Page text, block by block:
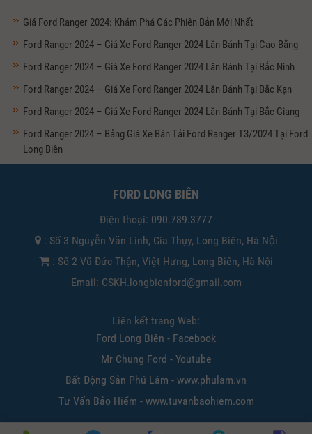
Giá Ford Ranger 2024: Khám Phá Các Phiên Bản Mới Nhất
Ford Ranger 2024 – Giá Xe Ford Ranger 2024 Lăn Bánh Tại Cao Bằng
Ford Ranger 2024 – Giá Xe Ford Ranger 2024 Lăn Bánh Tại Bắc Ninh
Ford Ranger 2024 – Giá Xe Ford Ranger 2024 Lăn Bánh Tại Bắc Kạn
Ford Ranger 2024 – Giá Xe Ford Ranger 2024 Lăn Bánh Tại Bắc Giang
Ford Ranger 2024 – Bảng Giá Xe Bán Tải Ford Ranger T3/2024 Tại Ford
Long Biên
FORD LONG BIÊN
Điện thoại: 090.789.3777
: Số 3 Nguyễn Văn Linh, Gia Thụy, Long Biên, Hà Nội
: Số 2 Vũ Đức Thận, Việt Hưng, Long Biên, Hà Nội
Email: CSKH.longbienford@gmail.com
Liên kết trang Web:
Ford Long Biên - Facebook
Mr Chung Ford - Youtube
Bất Động Sản Phú Lâm - www.phulam.vn
Tư Vấn Bảo Hiểm - www.tuvanbaohiem.com